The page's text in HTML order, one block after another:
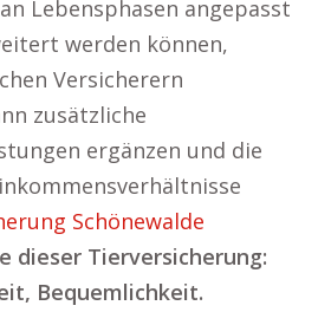
Lebensphasen angepasst
werden können,
Versicherern
zusätzliche
ergänzen und die
Schönewalde
dieser Tierversicherung:
Bequemlichkeit.